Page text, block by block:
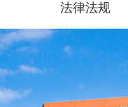
法律法规